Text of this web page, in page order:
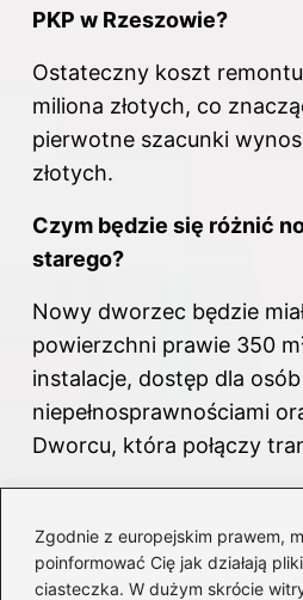
Zgodnie z europejskim prawem,
poinformować Cię jak działają
ciasteczka. W dużym skrócie
PKP w Rzeszowie?
Ostateczny koszt
miliona złotych, co
pierwotne szacunki
złotych.
Czym będzie się różnić
starego?
Nowy dworzec będzie
powierzchni prawie 350
instalacje, dostęp dla
niepełnosprawnościami
Dworcu, która połączy
podróżnych w nowym
Podróżni będą mieli do